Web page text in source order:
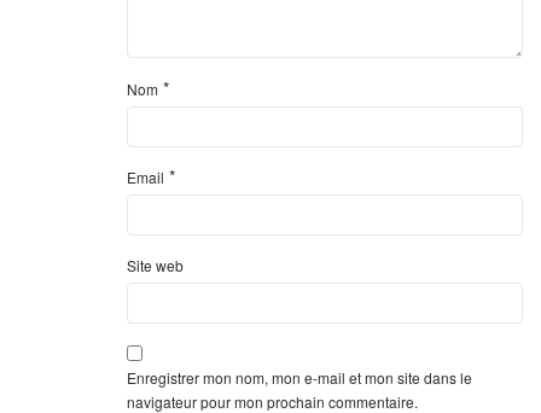
Nom *
Email *
Site web
Enregistrer mon nom, mon e-mail et mon site dans le
navigateur pour mon prochain commentaire.